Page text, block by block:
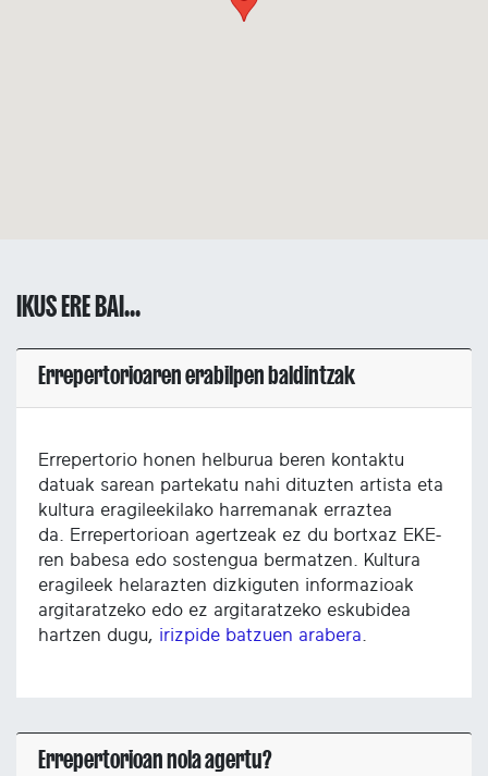
IKUS ERE BAI...
Errepertorioaren erabilpen baldintzak
Errepertorio honen helburua beren kontaktu
datuak sarean partekatu nahi dituzten artista eta
kultura eragileekilako harremanak erraztea
da. Errepertorioan agertzeak ez du bortxaz EKE-
ren babesa edo sostengua bermatzen. Kultura
eragileek helarazten dizkiguten informazioak
argitaratzeko edo ez argitaratzeko eskubidea
hartzen dugu, irizpide batzuen arabera
Errepertorioan nola agertu?